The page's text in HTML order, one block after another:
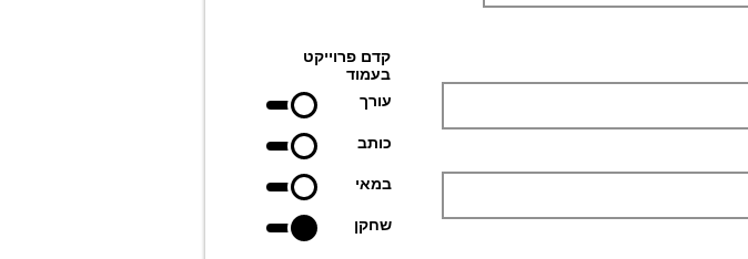
קדם פרוייקט
בעמוד
עורך
כותב
במאי
שחקן